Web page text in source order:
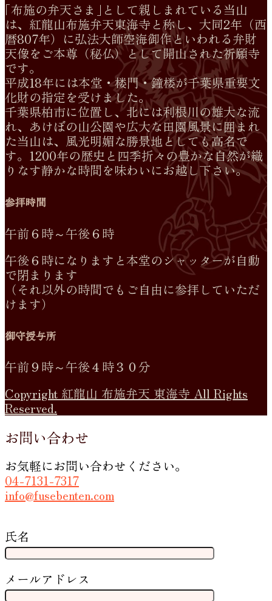
｢布施の弁天さま｣として親しまれている当山
は、紅龍山布施弁天東海寺と称し、大同2年（西
暦807年）に弘法大師空海御作といわれる弁財
天像をご本尊（秘仏）として開山された祈願寺
です。
平成18年には本堂・楼門・鐘楼が千葉県重要文
化財の指定を受けました。
千葉県柏市に位置し、北には利根川の雄大な流
れ、あけぼの山公園や広大な田園風景に囲まれ
た当山は、風光明媚な勝景地としても高名で
す。1200年の歴史と四季折々の豊かな自然が織
りなす静かな時間を味わいにお越し下さい。
参拝時間
午前６時～午後６時
午後６時になりますと本堂のシャッターが自動
で閉まります
（それ以外の時間でもご自由に参拝していただ
けます）
御守授与所
午前９時～午後４時３０分
Copyright 紅龍山 布施弁天 東海寺 All Rights
Reserved.
お問い合わせ
お気軽にお問い合わせください。
04-7131-7317
info@fusebenten.com
氏名
メールアドレス